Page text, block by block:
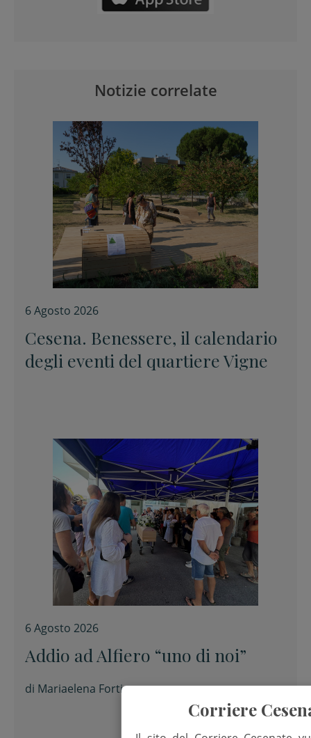
Notizie correlate
6 Agosto 2026
Cesena. Benessere, il calendario
degli eventi del quartiere Vigne
6 Agosto 2026
Addio ad Alfiero “uno di noi”
di Mariaelena Forti
Corriere